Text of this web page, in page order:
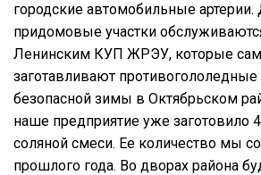
городские автомобильные
придомовые участки
Ленинским КУП ЖРЭУ, которые
заготавливают противогололедные
безопасной зимы в Октябрьском
наше предприятие уже заготовило
соляной смеси. Ее количество мы
прошлого года. Во дворах района